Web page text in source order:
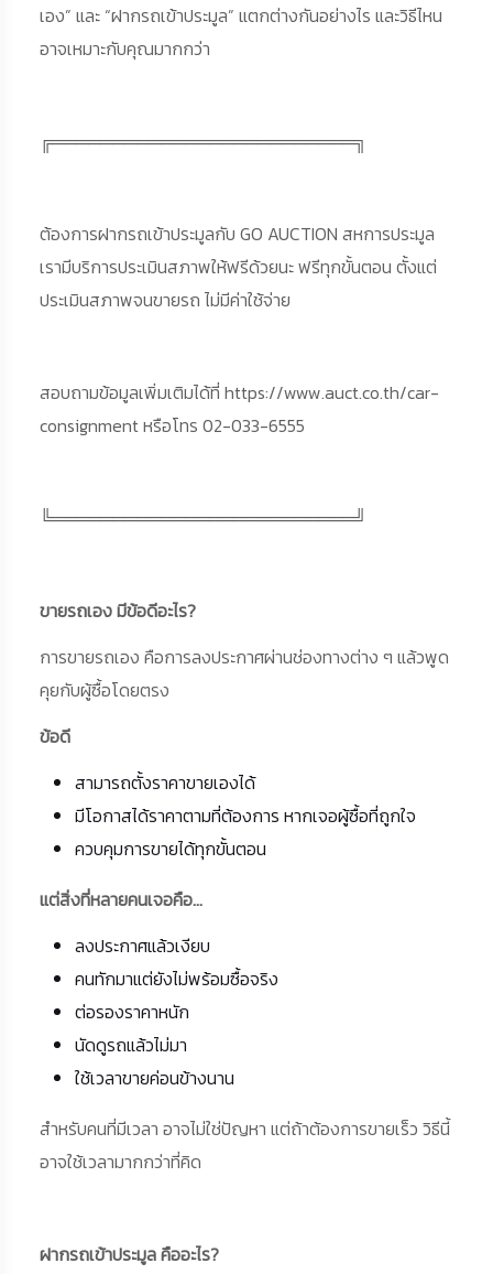
เอง” และ “ฝากรถเข้าประมูล” แตกต่างกันอย่างไร และวิธีไหน
อาจเหมาะกับคุณมากกว่า
╔═════════════════════════╗
ต้องการฝากรถเข้าประมูลกับ GO AUCTION สหการประมูล
เรามีบริการประเมินสภาพให้ฟรีด้วยนะ ฟรีทุกขั้นตอน ตั้งแต่
ประเมินสภาพจนขายรถ ไม่มีค่าใช้จ่าย
สอบถามข้อมูลเพิ่มเติมได้ที่ https://www.auct.co.th/car-
consignment หรือโทร 02-033-6555
╚═════════════════════════╝
ขายรถเอง มีข้อดีอะไร?
การขายรถเอง คือการลงประกาศผ่านช่องทางต่าง ๆ แล้วพูด
คุยกับผู้ซื้อโดยตรง
ข้อดี
สามารถตั้งราคาขายเองได้
มีโอกาสได้ราคาตามที่ต้องการ หากเจอผู้ซื้อที่ถูกใจ
ควบคุมการขายได้ทุกขั้นตอน
แต่สิ่งที่หลายคนเจอคือ…
ลงประกาศแล้วเงียบ
คนทักมาแต่ยังไม่พร้อมซื้อจริง
ต่อรองราคาหนัก
นัดดูรถแล้วไม่มา
ใช้เวลาขายค่อนข้างนาน
สำหรับคนที่มีเวลา อาจไม่ใช่ปัญหา แต่ถ้าต้องการขายเร็ว วิธีนี้
อาจใช้เวลามากกว่าที่คิด
ฝากรถเข้าประมูล คืออะไร?